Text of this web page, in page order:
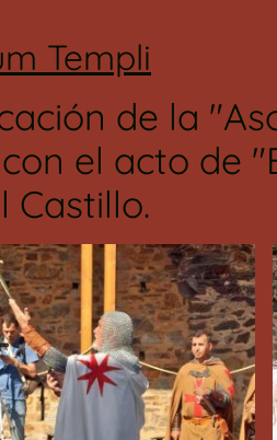
Templi
de la
el acto de
Castillo.